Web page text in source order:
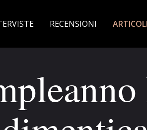
RECENSIONI ARTICOLI